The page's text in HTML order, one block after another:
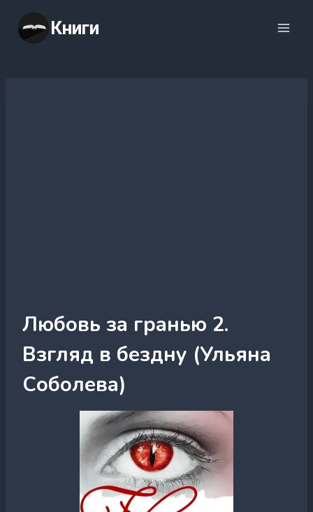
содержимому
Книги
Любовь за гранью 2.
Взгляд в бездну (Ульяна
Соболева)